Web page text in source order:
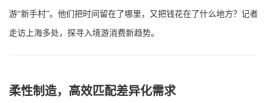
游“新手村”。他们把时间留在了哪里，又把钱花在了什么地方？记者
走访上海多处，探寻入境游消费新趋势。
柔性制造，高效匹配差异化需求